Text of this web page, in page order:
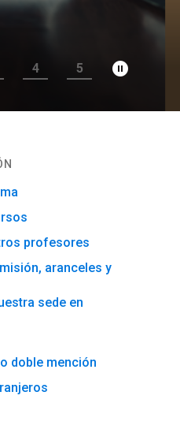
4 5 pause_circle_filled
profesores
aranceles y
sede en
doble mención